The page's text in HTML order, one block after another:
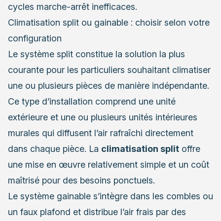
cycles marche-arrêt inefficaces.
Climatisation split ou gainable : choisir selon votre
configuration
Le système split constitue la solution la plus
courante pour les particuliers souhaitant climatiser
une ou plusieurs pièces de manière indépendante.
Ce type d’installation comprend une unité
extérieure et une ou plusieurs unités intérieures
murales qui diffusent l’air rafraîchi directement
dans chaque pièce. La climatisation split offre
une mise en œuvre relativement simple et un coût
maîtrisé pour des besoins ponctuels.
Le système gainable s’intègre dans les combles ou
un faux plafond et distribue l’air frais par des